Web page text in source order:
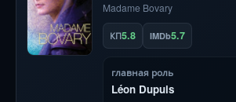
Madame Bovary
КП5.8 IMDb5.7
главная роль
Léon Dupuis